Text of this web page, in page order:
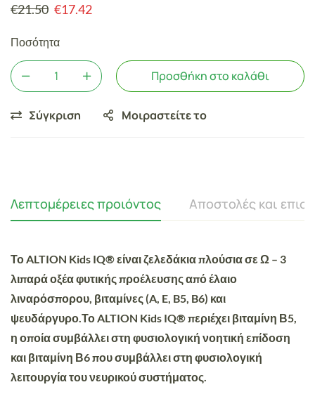
€21.50 €17.42
Ποσότητα
Προσθήκη στο καλάθι
Σύγκριση Μοιραστείτε το
Λεπτομέρειες προιόντος Αποστολές και
Το ALTION Kids IQ® είναι ζελεδάκια πλούσια σε Ω – 3
λιπαρά οξέα φυτικής προέλευσης από έλαιο
λιναρόσπορου, βιταμίνες (A, E, B5, B6) και
ψευδάργυρο.Το ALTION Kids IQ® περιέχει βιταμίνη Β5,
η οποία συμβάλλει στη φυσιολογική νοητική επίδοση
και βιταμίνη Β6 που συμβάλλει στη φυσιολογική
λειτουργία του νευρικού συστήματος.